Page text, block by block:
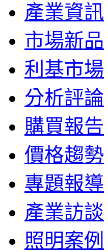
產業資訊
市場新品
利基市場
分析評論
購買報告
價格趨勢
專題報導
產業訪談
照明案例